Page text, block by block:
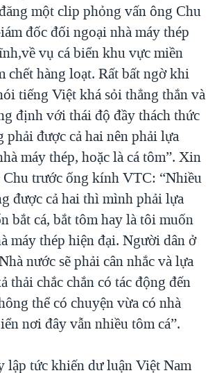
TRANH AFGHANISTAN
HÒA Ở VIỆT NAM
TRUMP-KIM TẠI VIỆT NAM
VS. CHÍNH PHỦ VIỆT NAM
VÀ LÀN SÓNG TRỘM HẢI SÂM
LỘ: TIẾNG VỌNG TỪ NÔNG THÔN MỸ
MỸ
một clip phỏng vấn ông Chu
đốc đối ngoại nhà máy thép
vụ cá biển khu vực miền
chết hàng loạt. Rất bất ngờ khi
tiếng Việt khá sỏi thẳng thắn và
định với thái độ đầy thách thức
phải được cả hai nên phải lựa
máy thép, hoặc là cá tôm”. Xin
trước ống kính VTC: “Nhiều
được cả hai thì mình phải lựa
bắt cá, bắt tôm hay là tôi muốn
máy thép hiện đại. Người dân ở
nước sẽ phải cân nhắc và lựa
thải chắc chắn có tác động đến
thể có chuyện vừa có nhà
nơi đây vẫn nhiều tôm cá”.
lập tức khiến dư luận Việt Nam